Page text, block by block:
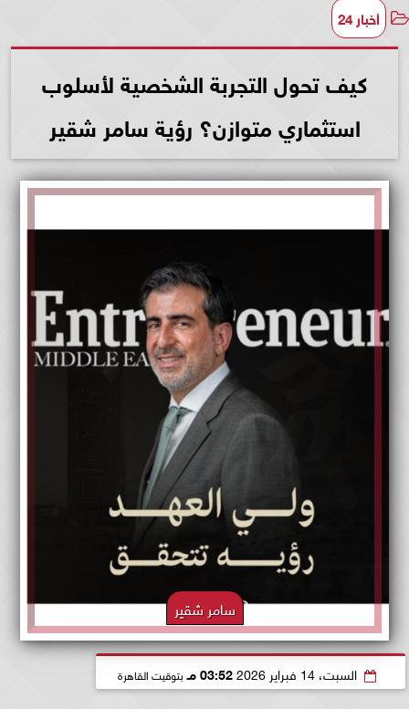
أخبار 24
كيف تحول التجربة الشخصية لأسلوب
استثماري متوازن؟ رؤية سامر شقير
سامر شقير
السبت، 14 فبراير 2026 03:52 مـ بتوقيت القاهرة